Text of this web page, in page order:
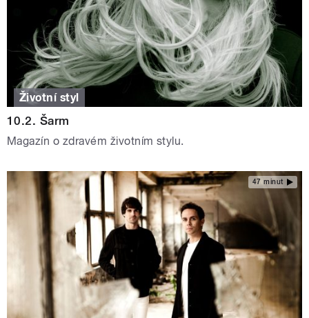
Životní styl
10.2. Šarm
Magazín o zdravém životním stylu.
47 minut